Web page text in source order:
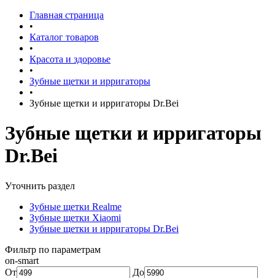
Главная страница
•
Каталог товаров
•
Красота и здоровье
•
Зубные щетки и ирригаторы
•
Зубные щетки и ирригаторы Dr.Bei
Зубные щетки и ирригаторы
Dr.Bei
Уточнить раздел
Зубные щетки Realme
Зубные щетки Xiaomi
Зубные щетки и ирригаторы Dr.Bei
Фильтр по параметрам
on-smart
От
До